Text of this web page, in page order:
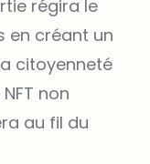
régira le
en créant un
citoyenneté
non
au fil du